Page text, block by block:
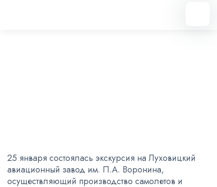
25 января состоялась экскурсия на Луховицкий
авиационный завод им. П.А. Воронина,
осуществляющий производство самолетов и